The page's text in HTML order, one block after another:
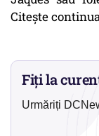
Citește
Fiți la
Urmăriți